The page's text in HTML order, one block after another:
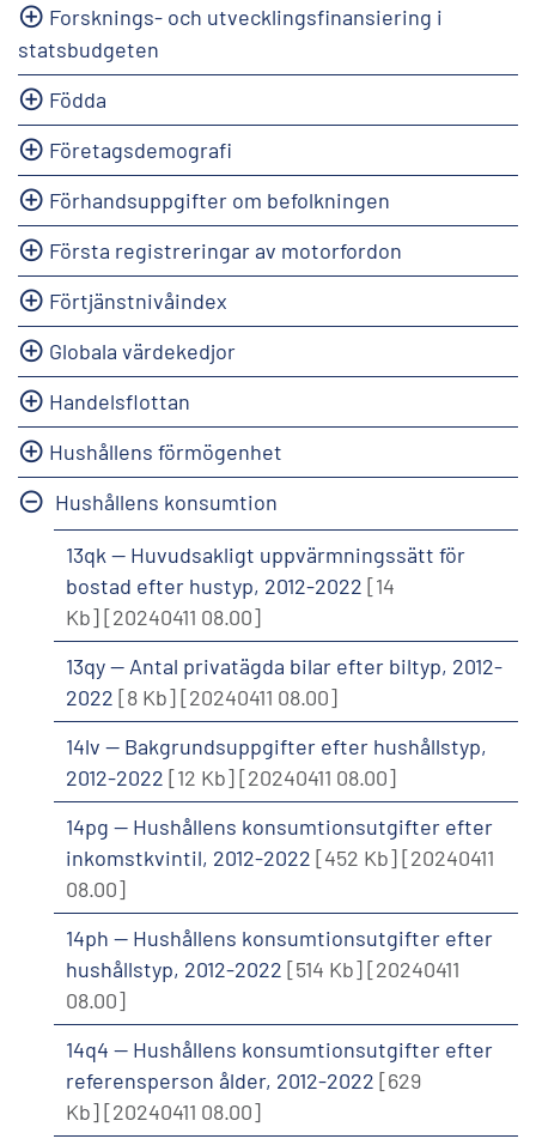
Forsknings- och utvecklingsfinansiering i
statsbudgeten
Födda
Företagsdemografi
Förhandsuppgifter om befolkningen
Första registreringar av motorfordon
Förtjänstnivåindex
Globala värdekedjor
Handelsflottan
Hushållens förmögenhet
Hushållens konsumtion
13qk -- Huvudsakligt uppvärmningssätt för
bostad efter hustyp, 2012-2022 [14
Kb][20240411 08.00]
13qy -- Antal privatägda bilar efter biltyp, 2012-
2022 [8 Kb][20240411 08.00]
14lv -- Bakgrundsuppgifter efter hushållstyp,
2012-2022 [12 Kb][20240411 08.00]
14pg -- Hushållens konsumtionsutgifter efter
inkomstkvintil, 2012-2022 [452 Kb][20240411
08.00]
14ph -- Hushållens konsumtionsutgifter efter
hushållstyp, 2012-2022 [514 Kb][20240411
08.00]
14q4 -- Hushållens konsumtionsutgifter efter
referensperson ålder, 2012-2022 [629
Kb][20240411 08.00]